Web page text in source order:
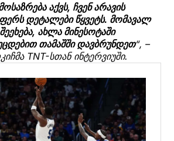
აქვს, ჩვენ არავის
დეტალები წყვეტს. მომავალ
ახლა მინესოტაში
თამაშში დავბრუნდეთ“, –
TNT-სთან ინტერვიუში.